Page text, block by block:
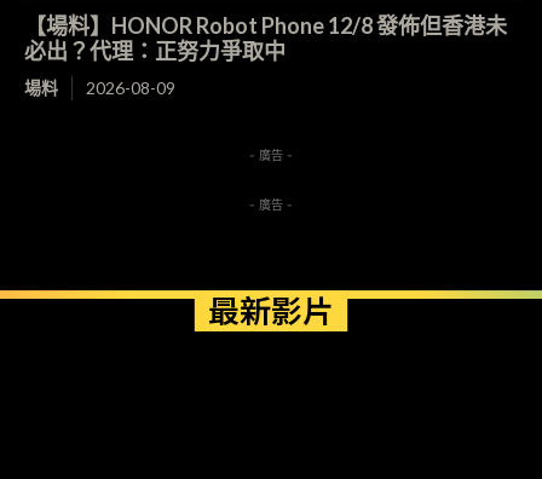
【場料】HONOR Robot Phone 12/8 發佈但香港未
必出？代理：正努力爭取中
場料 2026-08-09
- 廣告 -
- 廣告 -
最新影片